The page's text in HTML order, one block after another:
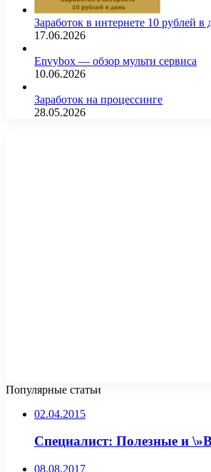
Заработок в интернете 10 рублей в
17.06.2026
Envybox — обзор мульти сервиса
10.06.2026
Заработок на процессинге
28.05.2026
Популярные статьи
02.04.2015
Специалист: Полезные и
08.08.2017